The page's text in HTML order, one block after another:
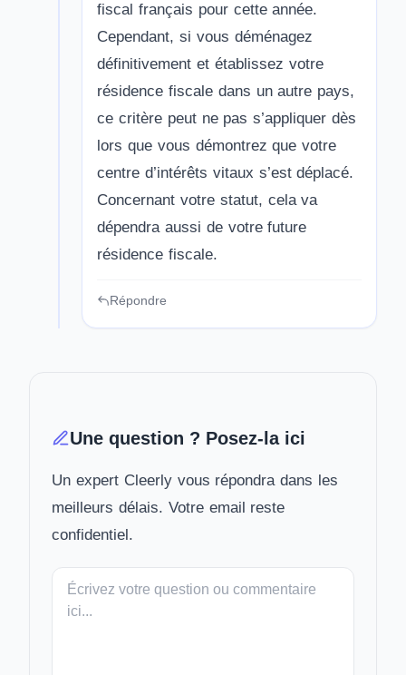
fiscal français pour cette année.
Cependant, si vous déménagez
définitivement et établissez votre
résidence fiscale dans un autre pays,
ce critère peut ne pas s’appliquer dès
lors que vous démontrez que votre
centre d’intérêts vitaux s’est déplacé.
Concernant votre statut, cela va
dépendra aussi de votre future
résidence fiscale.
Répondre
Une question ? Posez-la ici
Un expert Cleerly vous répondra dans les
meilleurs délais. Votre email reste
confidentiel.
Votre
message